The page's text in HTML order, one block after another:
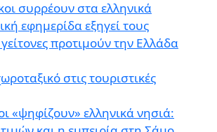
συρρέουν στα ελληνικά
εφημερίδα εξηγεί τους
προτιμούν την Ελλάδα
στις τουριστικές
«ψηφίζουν» ελληνικά νησιά: